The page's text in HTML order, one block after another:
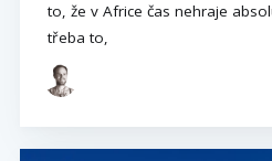
to, že v Africe čas nehraje
třeba to,